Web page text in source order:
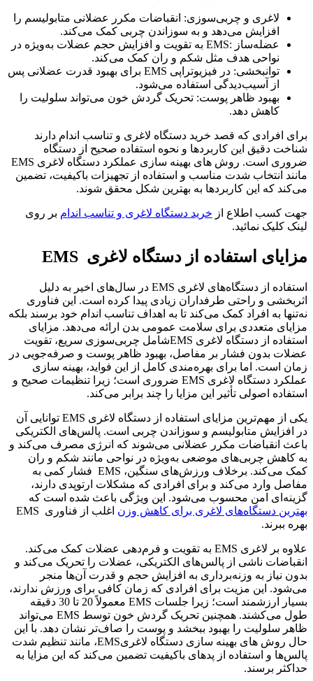
لاغری و چربی‌سوزی: انقباضات مکرر عضلانی متابولیسم را
افزایش می‌دهد و به سوزاندن چربی کمک می‌کند.
عضله‌ساز :EMS به تقویت و افزایش حجم عضلات به‌ویژه در
نواحی هدف مثل شکم و ران کمک می‌کند.
توانبخشی: در فیزیوتراپی EMS برای بهبود قدرت عضلانی پس
از آسیب‌دیدگی استفاده می‌شود.
بهبود ظاهر پوست: تحریک گردش خون می‌تواند سلولیت را
کاهش دهد.
برای افرادی که قصد خرید دستگاه لاغری و تناسب اندام دارند
شناخت دقیق این کاربردها و نحوه استفاده صحیح از دستگاه
ضروری است. روش های بهینه سازی عملکرد دستگاه لاغری EMS
مانند انتخاب شدت مناسب و استفاده از تجهیزات باکیفیت، تضمین
می‌کند که این کاربردها به بهترین شکل محقق شوند.
جهت کسب اطلاع از خرید دستگاه لاغری و تناسب اندام بر روی
لینک کلیک نمائید.
مزایای استفاده از دستگاه لاغری EMS
استفاده از دستگاه‌های لاغری EMS در سال‌های اخیر به دلیل
اثربخشی و راحتی طرفداران زیادی پیدا کرده است. این فناوری
نه‌تنها به افراد کمک می‌کند تا به اهداف تناسب اندام خود برسند بلکه
مزایای متعددی برای سلامت عمومی بدن ارائه می‌دهد. مزایای
استفاده از دستگاه لاغری EMSشامل چربی‌سوزی سریع، تقویت
عضلات بدون فشار بر مفاصل، بهبود ظاهر پوست و صرفه‌جویی در
زمان است. اما برای بهره‌مندی کامل از این فواید، بهینه سازی
عملکرد دستگاه لاغری EMS ضروری است؛ زیرا تنظیمات صحیح و
استفاده اصولی تأثیر این مزایا را چند برابر می‌کند.
یکی از مهم‌ترین مزایای استفاده از دستگاه لاغری EMS توانایی آن
در افزایش متابولیسم و سوزاندن چربی است. پالس‌های الکتریکی
باعث انقباضات مکرر عضلانی می‌شوند که انرژی مصرف می‌کند و
به کاهش چربی‌های موضعی به‌ویژه در نواحی مانند شکم و ران
کمک می‌کند. برخلاف ورزش‌های سنگین، EMS فشار کمی به
مفاصل وارد می‌کند و برای افرادی که مشکلات ارتوپدی دارند،
گزینه‌ای امن محسوب می‌شود. این ویژگی باعث شده است که
بهترین دستگاه‌های لاغری برای کاهش وزن
اغلب از فناوری EMS
بهره ببرند.
علاوه بر لاغری EMS به تقویت و فرم‌دهی عضلات کمک می‌کند.
انقباضات ناشی از پالس‌های الکتریکی، عضلات را تحریک می‌کند و
بدون نیاز به وزنه‌برداری به افزایش حجم و قدرت آن‌ها منجر
می‌شود. این مزیت برای افرادی که زمان کافی برای ورزش ندارند،
بسیار ارزشمند است؛ زیرا جلسات EMS معمولاً 20 تا 30 دقیقه
طول می‌کشند. همچنین تحریک گردش خون توسط EMS می‌تواند
ظاهر سلولیت را بهبود ببخشد و پوست را صاف‌تر نشان دهد. با این
حال روش های بهینه سازی دستگاه لاغریEMS، مانند تنظیم شدت
پالس‌ها و استفاده از پدهای باکیفیت تضمین می‌کند که این مزایا به
حداکثر برسند.